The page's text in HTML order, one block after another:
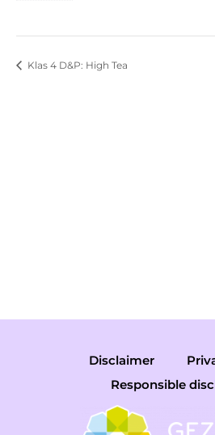
Klas 4 D&P: High Tea
Disclaimer
Responsible